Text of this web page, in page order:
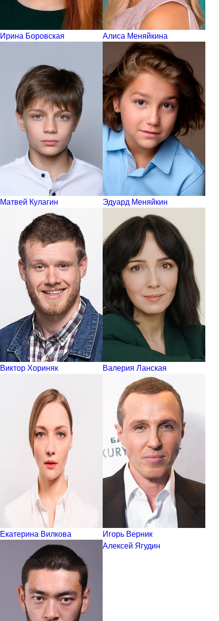
Ирина Боровская Алиса Меняйкина
Матвей Кулагин Эдуард Меняйкин
Виктор Хориняк Валерия Ланская
Екатерина Вилкова
Игорь Верник
Алексей Ягудин